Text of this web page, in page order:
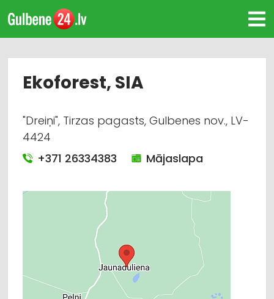
Ekoforest, SIA
"Dreiņi", Tirzas pagasts, Gulbenes nov., LV-
4424
+371 26334383
Mājaslapa